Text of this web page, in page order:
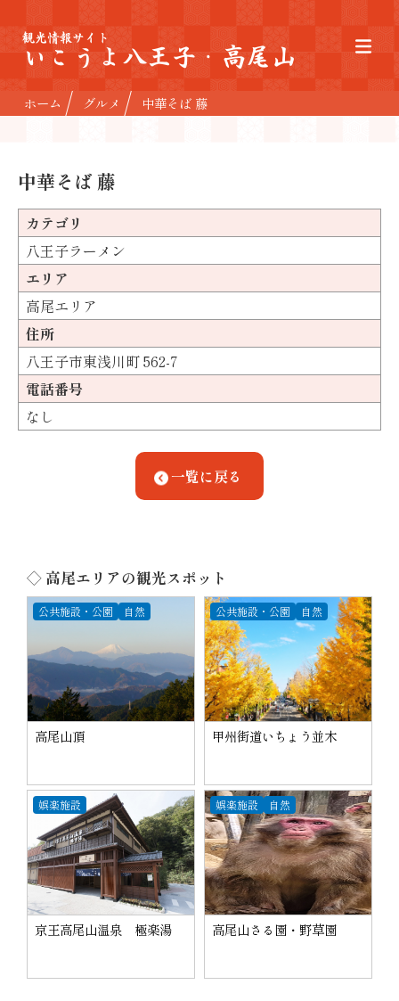
観光情報サイト
いこうよ八王子・高尾山
ホーム グルメ 中華そば 藤
中華そば 藤
カテゴリ
八王子ラーメン
エリア
高尾エリア
住所
八王子市東浅川町 562-7
電話番号
なし
一覧に戻る
◇ 高尾エリアの観光スポット
公共施設・公園 自然
高尾山頂
公共施設・公園 自然
甲州街道いちょう並木
娯楽施設
京王高尾山温泉 極楽湯
娯楽施設 自然
高尾山さる園・野草園